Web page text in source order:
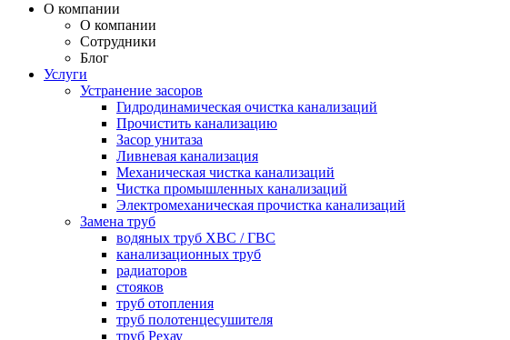
О компании
О компании
Сотрудники
Блог
Услуги
Устранение засоров
Гидродинамическая очистка канализаций
Прочистить канализацию
Засор унитаза
Ливневая канализация
Механическая чистка канализаций
Чистка промышленных канализаций
Электромеханическая прочистка канализаций
Замена труб
водяных труб ХВС / ГВС
канализационных труб
радиаторов
стояков
труб отопления
труб полотенцесушителя
труб Рехау